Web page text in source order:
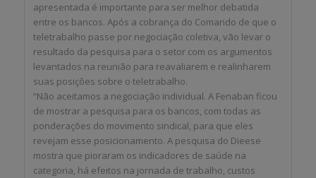
apresentada é importante para ser melhor debatida
entre os bancos. Após a cobrança do Comando de que o
teletrabalho passe por negociação coletiva, vão levar o
resultado da pesquisa para o setor com os argumentos
levantados na reunião para reavaliarem e realinharem
suas posições sobre o teletrabalho.
“Não aceitamos a negociação individual. A Fenaban ficou
de mostrar a pesquisa para os bancos, com todas as
ponderações do movimento sindical, para que eles
revejam esse posicionamento. A pesquisa do Dieese
mostra que pioraram os indicadores de saúde na
categoria, há efeitos na jornada de trabalho, custos